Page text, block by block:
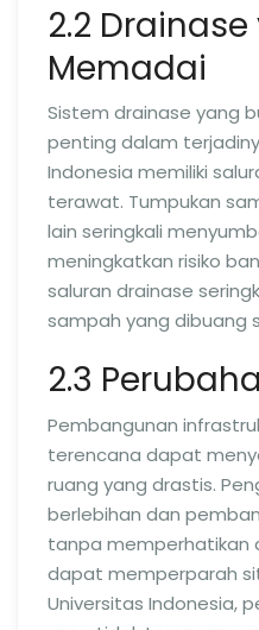
2.2
Memadai
Sistem drainase yang
penting dalam
Indonesia memiliki
terawat. Tumpukan
lain seringkali
meningkatkan risiko
saluran drainase
sampah yang dibuang
2.3
Pembangunan
terencana dapat
ruang yang drastis.
berlebihan dan
tanpa memperhatikan
dapat memperparah
Universitas Indonesia,